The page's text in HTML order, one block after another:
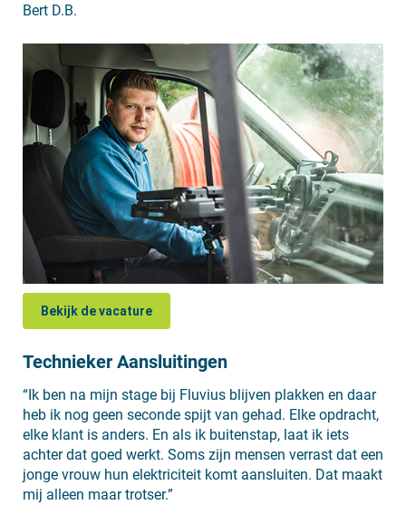
Bert D.B.
Bekijk de vacature
Technieker Aansluitingen
“Ik ben na mijn stage bij Fluvius blijven plakken en daar
heb ik nog geen seconde spijt van gehad. Elke opdracht,
elke klant is anders. En als ik buitenstap, laat ik iets
achter dat goed werkt. Soms zijn mensen verrast dat een
jonge vrouw hun elektriciteit komt aansluiten. Dat maakt
mij alleen maar trotser.”